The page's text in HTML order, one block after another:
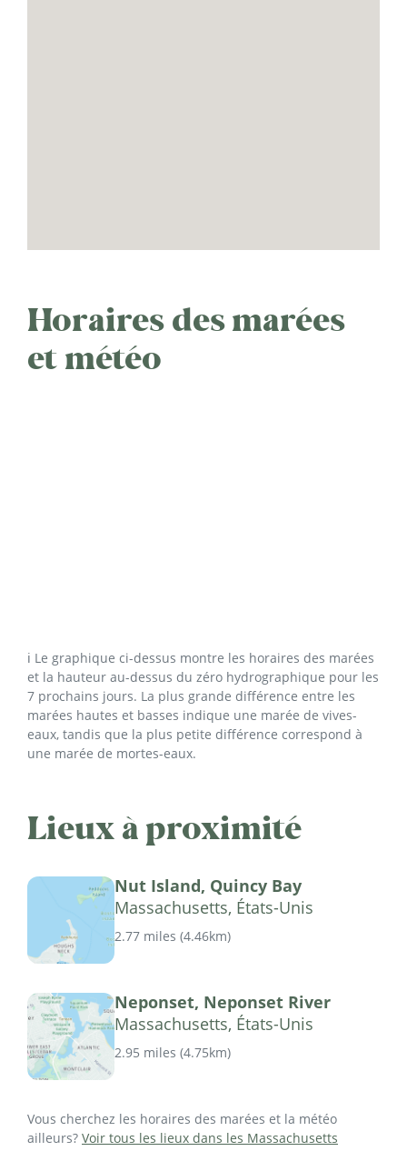
Horaires des marées
et météo
ℹ️ Le graphique ci-dessus montre les horaires des marées
et la hauteur au-dessus du zéro hydrographique pour les
7 prochains jours. La plus grande différence entre les
marées hautes et basses indique une marée de vives-
eaux, tandis que la plus petite différence correspond à
une marée de mortes-eaux.
Lieux à proximité
Nut Island, Quincy Bay
Massachusetts, États-Unis
2.77 miles (4.46km)
Neponset, Neponset River
Massachusetts, États-Unis
2.95 miles (4.75km)
Vous cherchez les horaires des marées et la météo
ailleurs? Voir tous les lieux dans les Massachusetts